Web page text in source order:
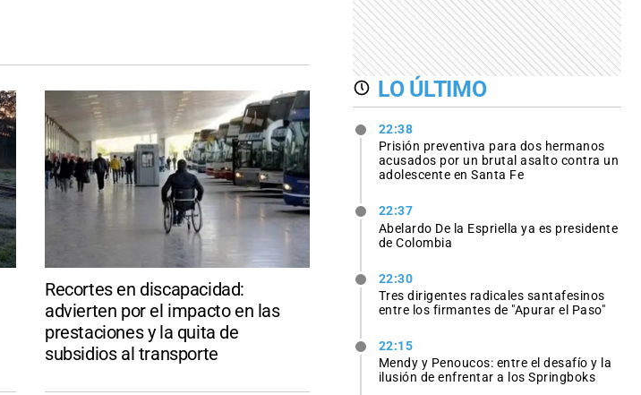
Recortes en discapacidad:
advierten por el impacto en las
prestaciones y la quita de
subsidios al transporte
LO ÚLTIMO
22:38
Prisión preventiva para dos hermanos
acusados por un brutal asalto contra un
adolescente en Santa Fe
22:37
Abelardo De la Espriella ya es presidente
de Colombia
22:30
Tres dirigentes radicales santafesinos
entre los firmantes de "Apurar el Paso"
22:15
Mendy y Penoucos: entre el desafío y la
ilusión de enfrentar a los Springboks